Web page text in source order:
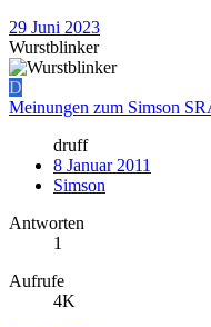
29 Juni 2023
Wurstblinker
D
Meinungen zum Simson
druff
8 Januar 2011
Simson
Antworten
1
Aufrufe
4K